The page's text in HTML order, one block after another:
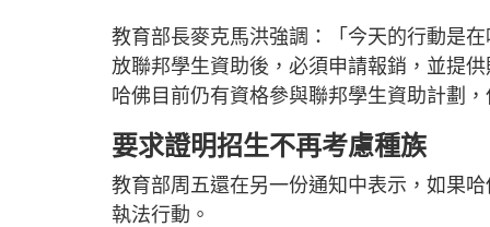
教育部長麥克馬洪強調：「今天的行動是
放聯邦學生資助後，必須申請報銷，並提
哈佛目前仍有資格參與聯邦學生資助計劃
要求證明招生不再考慮種族
教育部周五還在另一份通知中表示，如果
執法行動。